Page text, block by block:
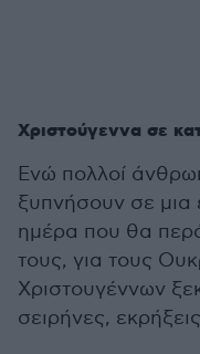
Χριστούγεννα σε
Ενώ πολλοί
ξυπνήσουν σε μια
ημέρα που θα
τους, για τους
Χριστουγέννων
σειρήνες,